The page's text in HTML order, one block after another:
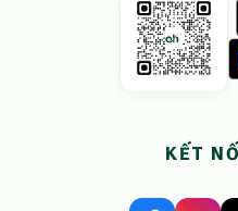
KẾT